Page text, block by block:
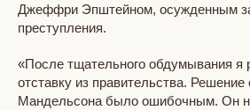
Джеффри Эпштейном, осужденным
преступления.
«После тщательного обдумывания я
отставку из правительства.
Мандельсона было ошибочным. Он